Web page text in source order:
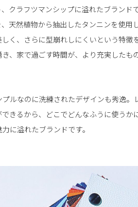
クラフツマンシップに溢れたブランドで
天然植物から抽出したタンニンを使用
く、さらに型崩れしにくいという特徴
、家で過ごす時間が、より充実したも
ルなのに洗練されたデザインも秀逸
きるから、どこでどんなふうに使うか
に溢れたブランドです。